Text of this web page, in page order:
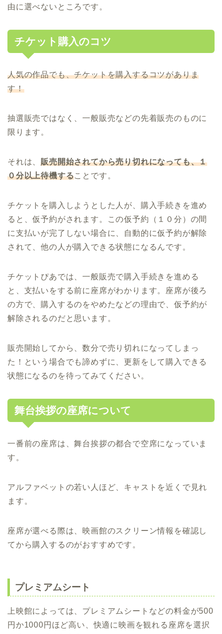
由に選べないところです。
チケット購入のコツ
人気の作品でも、チケットを購入するコツがありま
す！
抽選販売ではなく、一般販売などの先着販売のものに
限ります。
それは、販売開始されてから売り切れになっても、１
０分以上待機することです。
チケットを購入しようとした人が、購入手続きを進め
ると、仮予約がされます。この仮予約（１０分）の間
に支払いが完了しない場合に、自動的に仮予約が解除
されて、他の人が購入できる状態になるんです。
チケットぴあでは、一般販売で購入手続きを進める
と、支払いをする前に座席がわかります。座席が後ろ
の方で、購入するのをやめたなどの理由で、仮予約が
解除されるのだと思います。
販売開始してから、数分で売り切れになってしまっ
た！という場合でも諦めずに、更新をして購入できる
状態になるのを待ってみてください。
舞台挨拶の座席について
一番前の座席は、舞台挨拶の都合で空席になっていま
す。
アルファベットの若い人ほど、キャストを近くで見れ
ます。
座席が選べる際は、映画館のスクリーン情報を確認し
てから購入するのがおすすめです。
プレミアムシート
上映館によっては、プレミアムシートなどの料金が500
円か1000円ほど高い、快適に映画を観れる座席を選択